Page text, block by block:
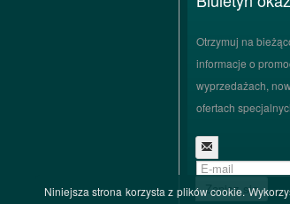
Otrzymuj na
informacje o
wyprzedażach,
ofertach
Zapisz się
Niniejsza strona korzysta z plików cookie.